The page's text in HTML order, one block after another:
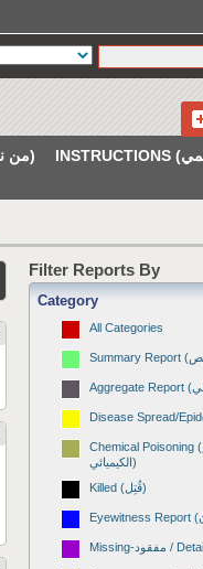
ABOUT US (من نحن)
Filter Reports By
Category
All Categories
Chemical Poisoning (التسمم
الكيميائي)
Killed (قُتِل)